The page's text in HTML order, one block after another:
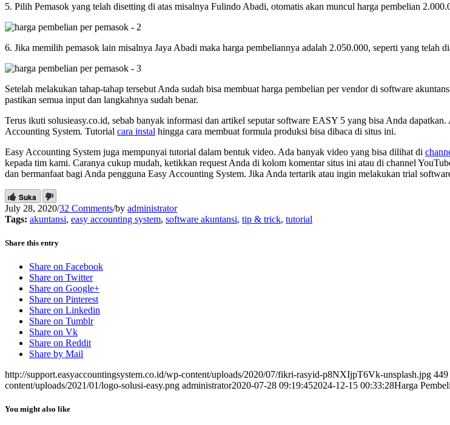
5. Pilih Pemasok yang telah disetting di atas misalnya Fulindo Abadi, otomatis akan muncul harga pembelian
6. Jika memilih pemasok lain misalnya Jaya Abadi maka harga pembeliannya adalah 2.050.000, seperti yang telah
Setelah melakukan tahap-tahap tersebut Anda sudah bisa membuat harga pembelian per vendor di software
pastikan semua input dan langkahnya sudah benar.
Terus ikuti solusieasy.co.id, sebab banyak informasi dan artikel seputar software EASY 5 yang bisa Anda
Accounting System. Tutorial cara instal hingga cara membuat formula produksi bisa dibaca di situs ini.
Easy Accounting System juga mempunyai tutorial dalam bentuk video. Ada banyak video yang bisa dilihat di
kepada tim kami. Caranya cukup mudah, ketikkan request Anda di kolom komentar situs ini atau di channel
dan bermanfaat bagi Anda pengguna Easy Accounting System. Jika Anda tertarik atau ingin melakukan trial
Suka
July 28, 2020/32 Comments/by administrator
Tags: akuntansi, easy accounting system, software akuntansi, tip & trick, tutorial
Share this entry
Share on Facebook
Share on Twitter
Share on Google+
Share on Pinterest
Share on Linkedin
Share on Tumblr
Share on Vk
Share on Reddit
Share by Mail
http://support.easyaccountingsystem.co.id/wp-content/uploads/2020/07/fikri-rasyid-p8NXIjpT6Vk-unsplash.jpg 449
content/uploads/2021/01/logo-solusi-easy.png administrator2020-07-28 09:19:452024-12-15 00:33:28Harga
You might also like